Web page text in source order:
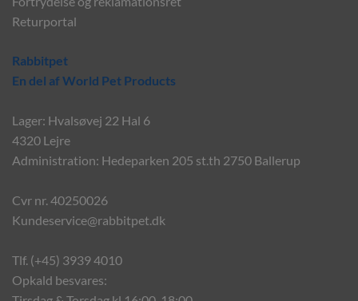
Returportal
Rabbitpet
En del af World Pet Products
Lager: Hvalsøvej 22 Hal 6
4320 Lejre
Administration: Hedeparken 205 st.th 2750 Ballerup
Cvr nr. 40250026
Kundeservice@rabbitpet.dk
Tlf. (+45) 3939 4010
Opkald besvares: